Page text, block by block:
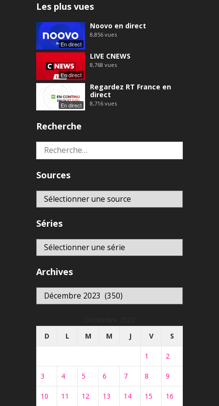
Les plus vues
En direct
Noovo en direct
8,856 vues
En direct
LIVE CNEWS
8,768 vues
En direct
Regardez RT France en
direct
8,716 vues
Recherche
Rechercher :
Sources
Séries
Archives
Archives
D
L M M J V S
1 2
3 4 5 6 7 8 9
10 11 12 13 14 15 16